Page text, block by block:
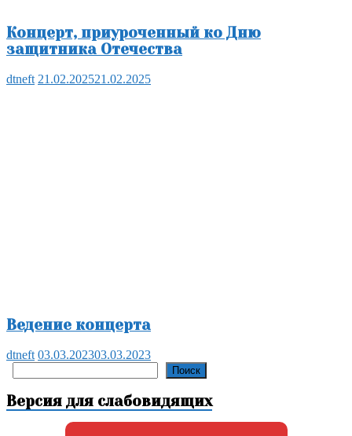
Концерт, приуроченный ко Дню
защитника Отечества
dtneft 21.02.202521.02.2025
Ведение концерта
dtneft 03.03.202303.03.2023
Поиск
Версия для слабовидящих